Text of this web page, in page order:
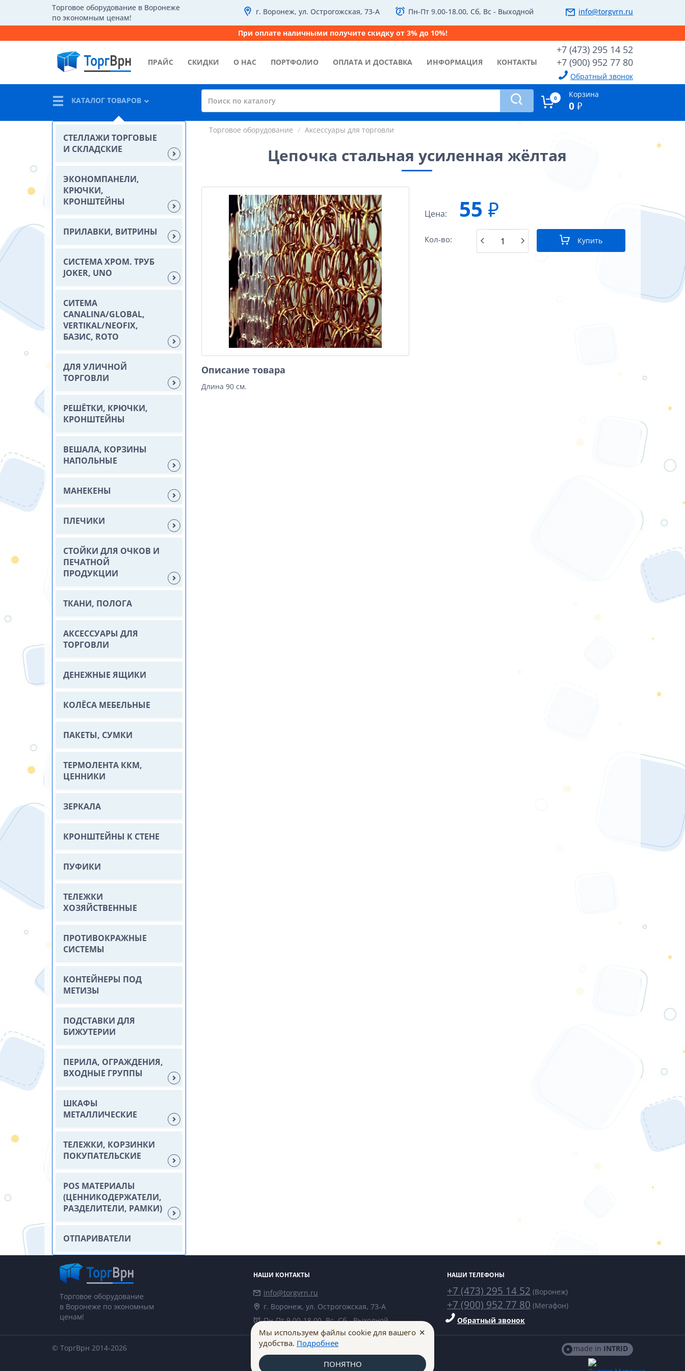
Торговое оборудование в Воронеже
по экономным ценам!
г. Воронеж, ул. Острогожская, 73-А Пн-Пт 9.00-18.00, Сб, Вс - Выходной info@torgvrn.ru
При оплате наличными получите скидку от 3% до 10%!
+7 (473) 295 14 52
+7 (900) 952 77 80
Обратный звонок
ПРАЙС СКИДКИ О НАС ПОРТФОЛИО ОПЛАТА И ДОСТАВКА ИНФОРМАЦИЯ КОНТАКТЫ
0 Корзина
0 ₽
КАТАЛОГ ТОВАРОВ
СТЕЛЛАЖИ ТОРГОВЫЕ
И СКЛАДСКИЕ
ЭКОНОМПАНЕЛИ,
КРЮЧКИ,
КРОНШТЕЙНЫ
ПРИЛАВКИ, ВИТРИНЫ
СИСТЕМА ХРОМ. ТРУБ
JOKER, UNO
СИТЕМА
CANALINA/GLOBAL,
VERTIKAL/NEOFIX,
БАЗИС, ROTO
ДЛЯ УЛИЧНОЙ
ТОРГОВЛИ
РЕШЁТКИ, КРЮЧКИ,
КРОНШТЕЙНЫ
ВЕШАЛА, КОРЗИНЫ
НАПОЛЬНЫЕ
МАНЕКЕНЫ
ПЛЕЧИКИ
СТОЙКИ ДЛЯ ОЧКОВ И
ПЕЧАТНОЙ
ПРОДУКЦИИ
ТКАНИ, ПОЛОГА
АКСЕССУАРЫ ДЛЯ
ТОРГОВЛИ
ДЕНЕЖНЫЕ ЯЩИКИ
КОЛЁСА МЕБЕЛЬНЫЕ
ПАКЕТЫ, СУМКИ
ТЕРМОЛЕНТА ККМ,
ЦЕННИКИ
ЗЕРКАЛА
КРОНШТЕЙНЫ К СТЕНЕ
ПУФИКИ
ТЕЛЕЖКИ
ХОЗЯЙСТВЕННЫЕ
ПРОТИВОКРАЖНЫЕ
СИСТЕМЫ
КОНТЕЙНЕРЫ ПОД
МЕТИЗЫ
ПОДСТАВКИ ДЛЯ
БИЖУТЕРИИ
ПЕРИЛА, ОГРАЖДЕНИЯ,
ВХОДНЫЕ ГРУППЫ
ШКАФЫ
МЕТАЛЛИЧЕСКИЕ
ТЕЛЕЖКИ, КОРЗИНКИ
ПОКУПАТЕЛЬСКИЕ
POS МАТЕРИАЛЫ
(ЦЕННИКОДЕРЖАТЕЛИ,
РАЗДЕЛИТЕЛИ, РАМКИ)
ОТПАРИВАТЕЛИ
Торговое оборудование Аксессуары для торговли
Цепочка стальная усиленная жёлтая
Цена: 55 ₽
Кол-во: Купить
Описание товара
Длина 90 см.
Торговое оборудование
в Воронеже по экономным
ценам!
НАШИ КОНТАКТЫ
info@torgvrn.ru
г. Воронеж, ул. Острогожская, 73-А
Пн-Пт 9.00-18.00, Вс, Сб - Выходной
НАШИ ТЕЛЕФОНЫ
+7 (473) 295 14 52 (Воронеж)
+7 (900) 952 77 80 (Мегафон)
Обратный звонок
made in INTRID
© ТоргВрн 2014-2026
Мы используем файлы cookie для вашего
удобства. Подробнее
✕
ПОНЯТНО